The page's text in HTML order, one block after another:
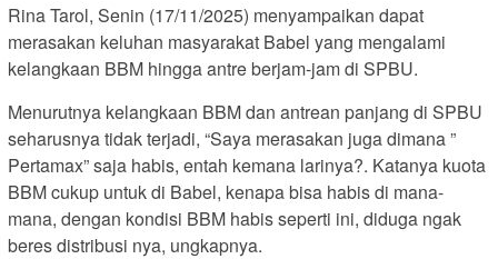
Rina Tarol, Senin (17/11/2025) menyampaikan dapat
merasakan keluhan masyarakat Babel yang mengalami
kelangkaan BBM hingga antre berjam-jam di SPBU.
Menurutnya kelangkaan BBM dan antrean panjang di SPBU
seharusnya tidak terjadi, “Saya merasakan juga dimana ”
Pertamax” saja habis, entah kemana larinya?. Katanya kuota
BBM cukup untuk di Babel, kenapa bisa habis di mana-
mana, dengan kondisi BBM habis seperti ini, diduga ngak
beres distribusi nya, ungkapnya.